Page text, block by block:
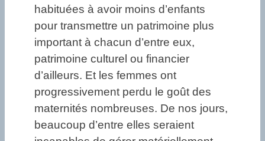
habituées à avoir moins d’enfants
pour transmettre un patrimoine plus
important à chacun d’entre eux,
patrimoine culturel ou financier
d’ailleurs. Et les femmes ont
progressivement perdu le goût des
maternités nombreuses. De nos jours,
beaucoup d’entre elles seraient